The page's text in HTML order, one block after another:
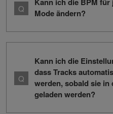
Mode ändern?
Kann ich die
dass Tracks
werden, sobald sie in
geladen werden?